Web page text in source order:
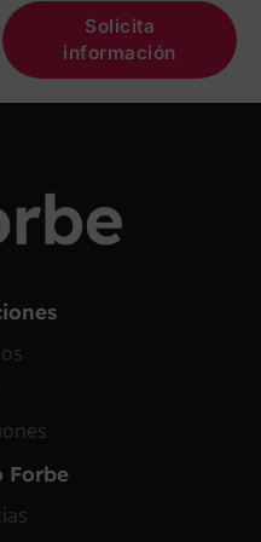
Solicita
información
Forbe